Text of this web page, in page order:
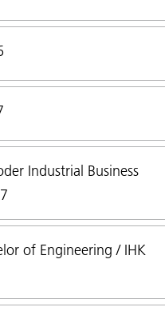
Industrial Business
of Engineering / IHK